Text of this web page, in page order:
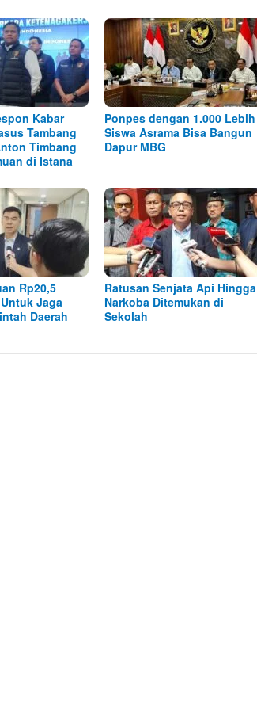
Kabar
Tambang
Timbang
di Istana
Ponpes dengan 1.000 Lebih
Siswa Asrama Bisa Bangun
Dapur MBG
Rp20,5
Jaga
Daerah
Ratusan Senjata Api Hingga
Narkoba Ditemukan di
Sekolah